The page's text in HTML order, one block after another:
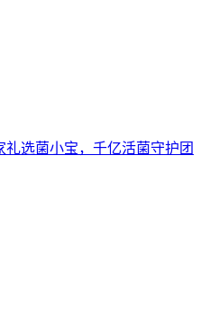
礼选菌小宝，千亿活菌守护团